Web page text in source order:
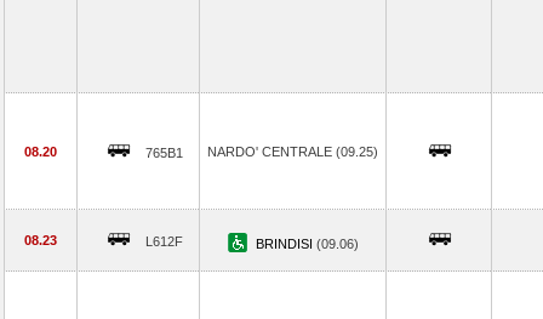
08.20 765B1 NARDO' CENTRALE (09.25)
08.23 L612F BRINDISI (09.06)